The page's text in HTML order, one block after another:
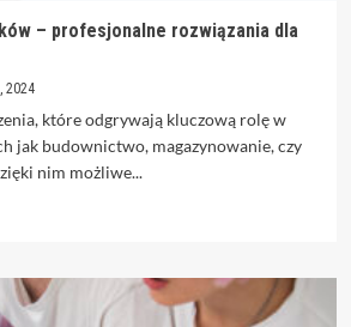
– profesjonalne rozwiązania dla
2024
które odgrywają kluczową rolę w
jak budownictwo, magazynowanie, czy
nim możliwe...